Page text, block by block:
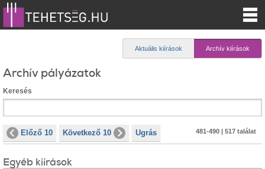
Aktuális kiírások Archív kiírások
Archív pályázatok
Keresés
Előző 10 Következő 10 Ugrás 481-490 | 517 találat
Egyéb kiírások